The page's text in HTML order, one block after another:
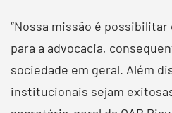
“Nossa missão é
para a advocacia,
sociedade em geral. Além
institucionais sejam